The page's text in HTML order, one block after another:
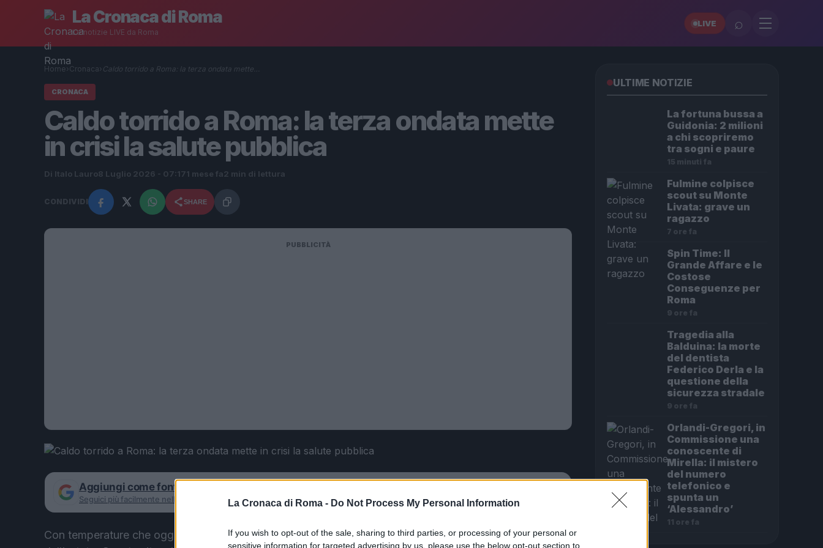
La Cronaca di Roma - Do Not Process My Personal Information
If you wish to opt-out of the sale, sharing to third parties, or processing of your personal or
sensitive information for targeted advertising by us, please use the below opt-out section to
La Cronaca di Roma
Le notizie LIVE da Roma
LIVE ⌕
Home› Cronaca› Caldo torrido a Roma: la terza ondata mette…
CRONACA
Caldo torrido a Roma: la terza ondata mette
in crisi la salute pubblica
Di Italo Lauro8 Luglio 2026 - 07:17 1 mese fa2 min di lettura
CONDIVIDI SHARE
PUBBLICITÀ
Aggiungi come fonte preferita su Google
Seguici più facilmente nelle notizie consigliate
Con temperature che oggi toccano i 34 gradi, Roma si prepara ad affrontare la terza ondata di caldo
ULTIME NOTIZIE
La fortuna bussa a
Guidonia: 2 milioni
a chi scopriremo
tra sogni e paure
15 minuti fa
Fulmine colpisce
scout su Monte
Livata: grave un
ragazzo
7 ore fa
Spin Time: Il
Grande Affare e le
Costose
Conseguenze per
Roma
9 ore fa
Tragedia alla
Balduina: la morte
del dentista
Federico Derla e la
questione della
sicurezza stradale
9 ore fa
Orlandi-Gregori, in
Commissione una
conoscente di
Mirella: il mistero
del numero
telefonico e
spunta un
‘Alessandro’
11 ore fa